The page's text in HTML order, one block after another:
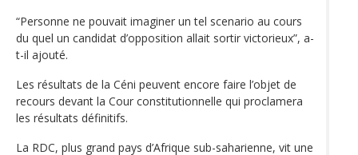
“Personne ne pouvait imaginer un tel scenario au cours
du quel un candidat d’opposition allait sortir victorieux”, a-
t-il ajouté.
Les résultats de la Céni peuvent encore faire l’objet de
recours devant la Cour constitutionnelle qui proclamera
les résultats définitifs.
La RDC, plus grand pays d’Afrique sub-saharienne, vit une